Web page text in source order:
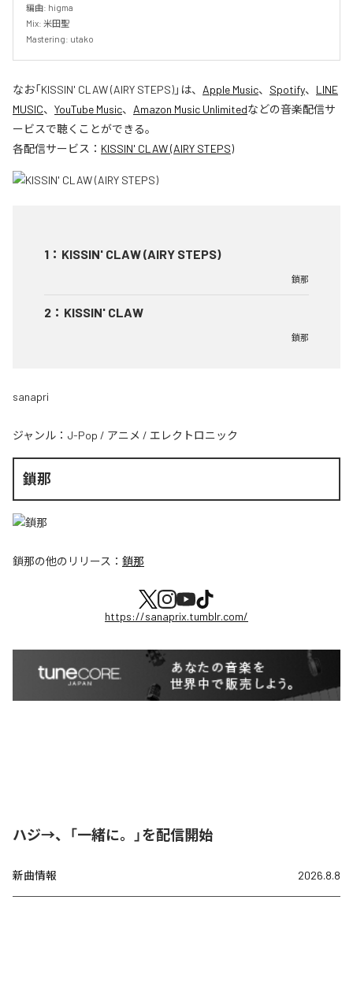
編曲: higma
Mix: 米田聖
Mastering: utako
なお「KISSIN' CLAW (AIRY STEPS)」は、 Apple Music、 Spotify、 LINE
MUSIC、 YouTube Music、 Amazon Music Unlimitedなどの音楽配信サ
ービスで聴くことができる。
各配信サービス： KISSIN' CLAW (AIRY STEPS)
1 ： KISSIN' CLAW (AIRY STEPS)
鎖那
2 ： KISSIN' CLAW
鎖那
sanapri
ジャンル： J-Pop / アニメ / エレクトロニック
鎖那
鎖那の他のリリース： 鎖那
https://sanaprix.tumblr.com/
ハジ→、「一緒に。」を配信開始
新曲情報 2026.8.8